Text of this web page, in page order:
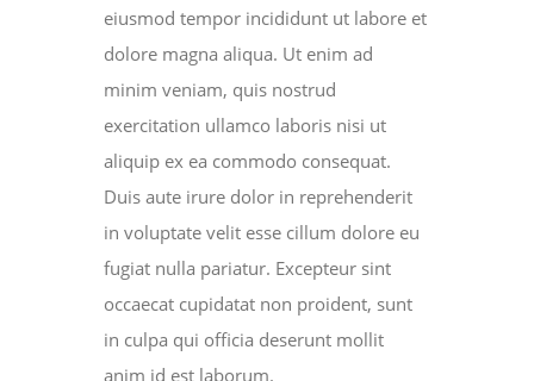
eiusmod tempor incididunt ut labore et
dolore magna aliqua. Ut enim ad
minim veniam, quis nostrud
exercitation ullamco laboris nisi ut
aliquip ex ea commodo consequat.
Duis aute irure dolor in reprehenderit
in voluptate velit esse cillum dolore eu
fugiat nulla pariatur. Excepteur sint
occaecat cupidatat non proident, sunt
in culpa qui officia deserunt mollit
anim id est laborum.